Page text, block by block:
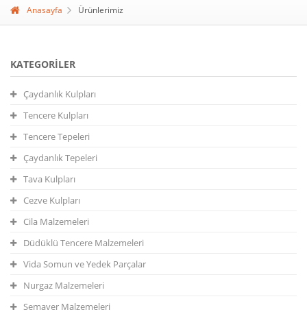
Anasayfa Ürünlerimiz
KATEGORILER
Çaydanlık Kulpları
Tencere Kulpları
Tencere Tepeleri
Çaydanlık Tepeleri
Tava Kulpları
Cezve Kulpları
Cila Malzemeleri
Düdüklü Tencere Malzemeleri
Vida Somun ve Yedek Parçalar
Nurgaz Malzemeleri
Semaver Malzemeleri